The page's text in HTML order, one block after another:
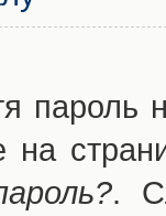
пароль
на
.